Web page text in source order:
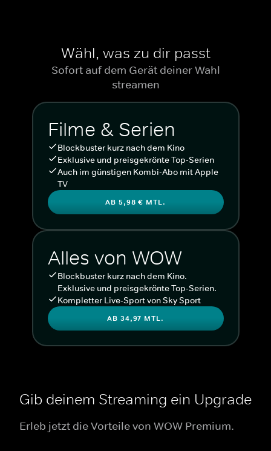
Wähl, was zu dir passt
Sofort auf dem Gerät deiner Wahl
streamen
Filme & Serien
Blockbuster kurz nach dem Kino
Exklusive und preisgekrönte Top-Serien
Auch im günstigen Kombi-Abo mit Apple
TV
AB 5,98 € MTL.
Alles von WOW
Blockbuster kurz nach dem Kino.
Exklusive und preisgekrönte Top-Serien.
Kompletter Live-Sport von Sky Sport
AB 34,97 MTL.
Gib deinem Streaming ein Upgrade
Erleb jetzt die Vorteile von WOW Premium.